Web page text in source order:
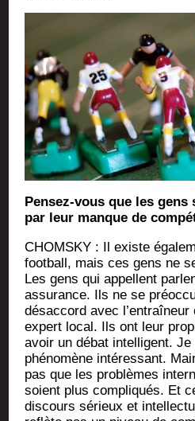
Pen­sez-vous que les
par leur manque de
CHOMSKY : Il existe
foot­ball, mais ces gens ne
Les gens qui appellent
assu­rance. Ils ne se
désac­cord avec l’entraîneur
expert local. Ils ont leur
avoir un débat intel­li­gent. Je
phé­no­mène inté­res­sant.
pas que les pro­blèmes
soient plus com­pli­qués. Et
dis­cours sérieux et